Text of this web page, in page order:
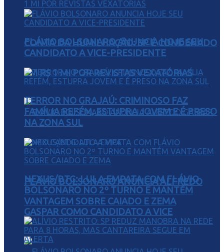
CONTA DA HUMILHAÇÃO: SP É CONDENADO
EM R$ 1 MI POR REVISTAS VEXATÓRIAS
FLÁVIO BOLSONARO ANUNCIA ALFREDO
GASPAR COMO CANDIDATO A VICE
FLÁVIO BOLSONARO ANUNCIA HOJE SEU
CANDIDATO A VICE-PRESIDENTE
TERROR NO GRAJAÚ: CRIMINOSO FAZ
FAMÍLIA REFÉM, ESTUPRA JOVEM E É PRESO
NA ZONA SUL
NEXUS/BTG: LULA EMPATA COM FLÁVIO
BOLSONARO NO 2º TURNO E MANTÉM
VANTAGEM SOBRE CAIADO E ZEMA